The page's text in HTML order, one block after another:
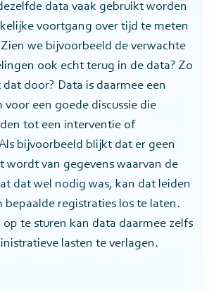
data vaak gebruikt worden
voortgang over tijd te meten
we bijvoorbeeld de verwachte
ook echt terug in de data? Zo
door? Data is daarmee een
een goede discussie die
tot een interventie of
bijvoorbeeld blijkt dat er geen
wordt van gegevens waarvan de
dat wel nodig was, kan dat leiden
bepaalde registraties los te laten.
te sturen kan data daarmee zelfs
lasten te verlagen.